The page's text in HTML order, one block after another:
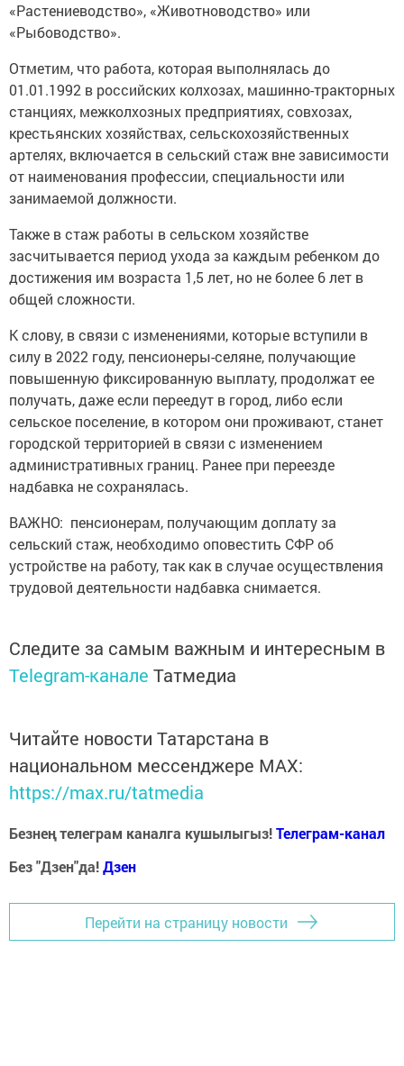
«Растениеводство», «Животноводство» или
«Рыбоводство».
Отметим, что работа, которая выполнялась до
01.01.1992 в российских колхозах, машинно-тракторных
станциях, межколхозных предприятиях, совхозах,
крестьянских хозяйствах, сельскохозяйственных
артелях, включается в сельский стаж вне зависимости
от наименования профессии, специальности или
занимаемой должности.
Также в стаж работы в сельском хозяйстве
засчитывается период ухода за каждым ребенком до
достижения им возраста 1,5 лет, но не более 6 лет в
общей сложности.
К слову, в связи с изменениями, которые вступили в
силу в 2022 году, пенсионеры-селяне, получающие
повышенную фиксированную выплату, продолжат ее
получать, даже если переедут в город, либо если
сельское поселение, в котором они проживают, станет
городской территорией в связи с изменением
административных границ. Ранее при переезде
надбавка не сохранялась.
ВАЖНО: пенсионерам, получающим доплату за
сельский стаж, необходимо оповестить СФР об
устройстве на работу, так как в случае осуществления
трудовой деятельности надбавка снимается.
Следите за самым важным и интересным в
Telegram-канале Татмедиа
Читайте новости Татарстана в
национальном мессенджере MАХ:
https://max.ru/tatmedia
Безнең телеграм каналга кушылыгыз!Телеграм-канал
Без "Дзен"да!Дзен
Перейти на страницу новости